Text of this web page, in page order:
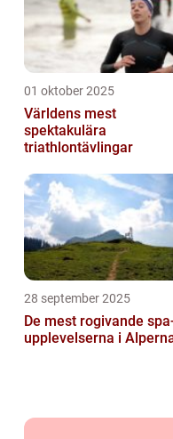
01 oktober 2025
Världens mest
spektakulära
triathlontävlingar
28 september 2025
De mest rogivande
upplevelserna i